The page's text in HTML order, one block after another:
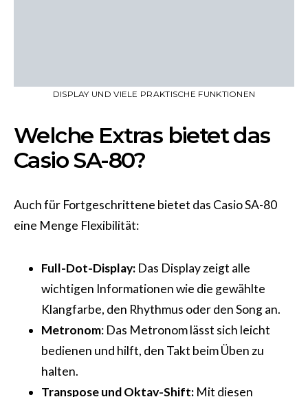
DISPLAY UND VIELE PRAKTISCHE FUNKTIONEN
Welche Extras bietet das
Casio SA-80?
Auch für Fortgeschrittene bietet das Casio SA-80
eine Menge Flexibilität:
Full-Dot-Display: Das Display zeigt alle
wichtigen Informationen wie die gewählte
Klangfarbe, den Rhythmus oder den Song an.
Metronom: Das Metronom lässt sich leicht
bedienen und hilft, den Takt beim Üben zu
halten.
Transpose und Oktav-Shift: Mit diesen